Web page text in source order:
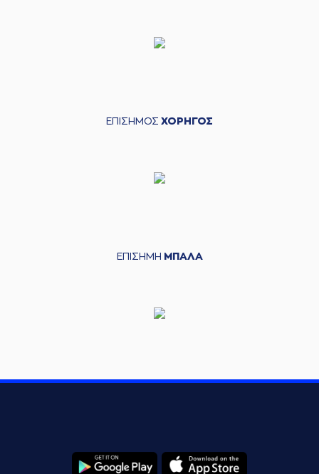
ΕΠΙΣΗΜΟΣ ΧΟΡΗΓΟΣ
ΕΠΙΣΗΜΗ ΜΠΑΛΑ